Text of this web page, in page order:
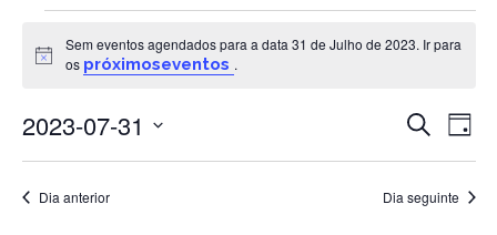
for
de
Julho
de
Aviso
Sem eventos agendados para a data 31 de Julho de 2023. Ir para
os próximoseventos .
de
Pesquisar
de
Dia
2023-07-31
data.Dia anterior Dia seguinte